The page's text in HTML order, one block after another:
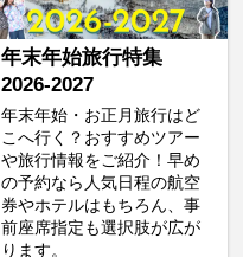
年末年始旅行特集
2026-2027
年末年始・お正月旅行はど
こへ行く？おすすめツアー
や旅行情報をご紹介！早め
の予約なら人気日程の航空
券やホテルはもちろん、事
前座席指定も選択肢が広が
ります。